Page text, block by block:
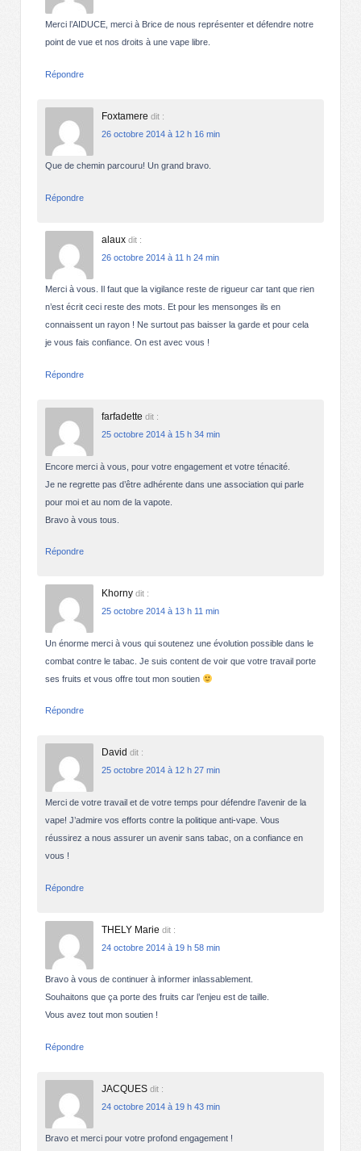
Merci l’AIDUCE, merci à Brice de nous représenter et défendre notre
point de vue et nos droits à une vape libre.
Répondre
Foxtamere dit :
26 octobre 2014 à 12 h 16 min
Que de chemin parcouru! Un grand bravo.
Répondre
alaux dit :
26 octobre 2014 à 11 h 24 min
Merci à vous. Il faut que la vigilance reste de rigueur car tant que rien
n’est écrit ceci reste des mots. Et pour les mensonges ils en
connaissent un rayon ! Ne surtout pas baisser la garde et pour cela
je vous fais confiance. On est avec vous !
Répondre
farfadette dit :
25 octobre 2014 à 15 h 34 min
Encore merci à vous, pour votre engagement et votre ténacité.
Je ne regrette pas d’être adhérente dans une association qui parle
pour moi et au nom de la vapote.
Bravo à vous tous.
Répondre
Khorny dit :
25 octobre 2014 à 13 h 11 min
Un énorme merci à vous qui soutenez une évolution possible dans le
combat contre le tabac. Je suis content de voir que votre travail porte
ses fruits et vous offre tout mon soutien
Répondre
David dit :
25 octobre 2014 à 12 h 27 min
Merci de votre travail et de votre temps pour défendre l’avenir de la
vape! J’admire vos efforts contre la politique anti-vape. Vous
réussirez a nous assurer un avenir sans tabac, on a confiance en
vous !
Répondre
THELY Marie dit :
24 octobre 2014 à 19 h 58 min
Bravo à vous de continuer à informer inlassablement.
Souhaitons que ça porte des fruits car l’enjeu est de taille.
Vous avez tout mon soutien !
Répondre
JACQUES dit :
24 octobre 2014 à 19 h 43 min
Bravo et merci pour votre profond engagement !